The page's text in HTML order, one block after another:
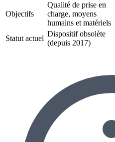
Objectifs
Qualité de prise en
charge, moyens
humains et matériels
Statut actuel
Dispositif obsolète
(depuis 2017)